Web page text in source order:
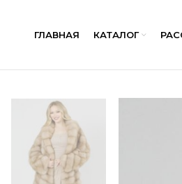
ГЛАВНАЯ КАТАЛОГ